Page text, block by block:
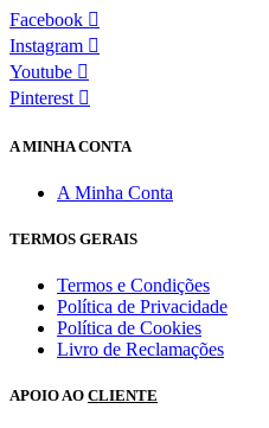
Facebook
Instagram
Youtube
Pinterest
A MINHA CONTA
A Minha Conta
TERMOS GERAIS
Termos e Condições
Política de Privacidade
Política de Cookies
Livro de Reclamações
APOIO AO CLIENTE